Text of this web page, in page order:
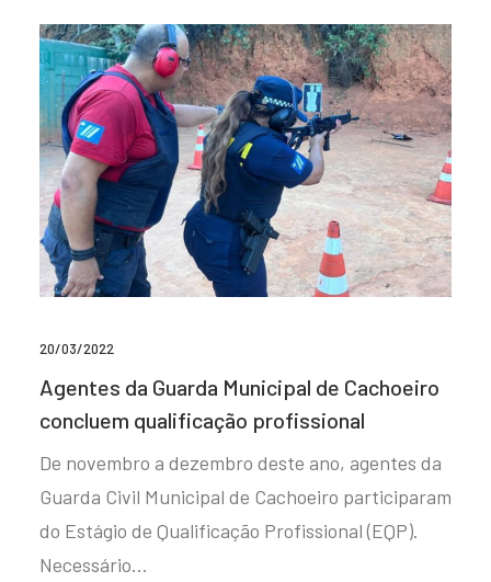
20/03/2022
Agentes da Guarda Municipal de Cachoeiro
concluem qualificação profissional
De novembro a dezembro deste ano, agentes da
Guarda Civil Municipal de Cachoeiro participaram
do Estágio de Qualificação Profissional (EQP).
Necessário…